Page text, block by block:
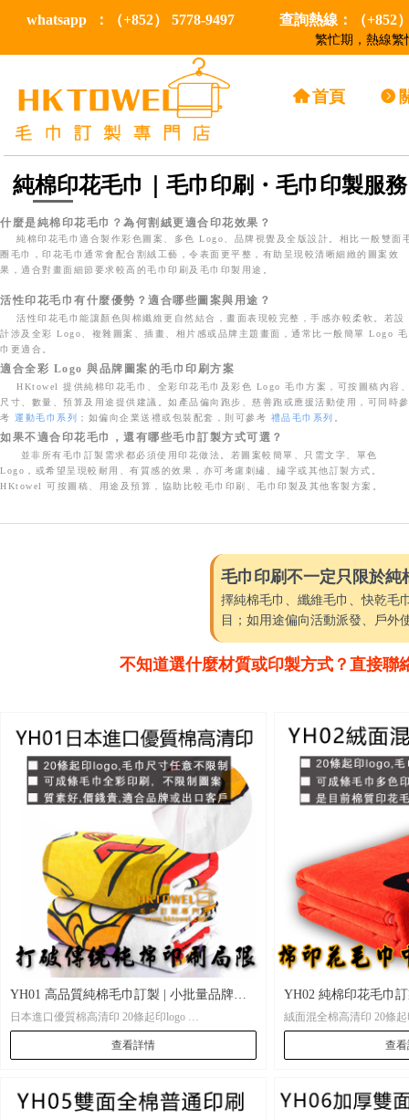
whatsapp ：（+852） 5778-9497 查詢熱線：（
繁忙期，熱線繁
낀首頁 뀹
純棉印花毛巾｜毛巾印刷・毛巾印製服務
YH01 高品質純棉毛巾訂製 | 小批量品牌禮
品印刷
日本進口優質棉高清印 20條起印logo
•材 質：加密進口棉紗織造
制圖案。高清活性印刷沒任何手感。
•尺 寸： 客人自定尺寸
查看詳情
YH02 純棉印花毛巾
量訂製
絨面混全棉高清
•材 質：底面加密棉紗
制圖案。高清活性印刷沒
•尺 寸： 客人完全自定
查
什麼是純棉印花毛巾？為何割絨更適合印花效果？
純棉印花毛巾適合製作彩色圖案、多色 Logo、品牌視覺及全版設計。相比一般雙面
圈毛巾，印花毛巾通常會配合割絨工藝，令表面更平整，有助呈現較清晰細緻的圖案效
果，適合對畫面細節要求較高的毛巾印刷及毛巾印製用途。
活性印花毛巾有什麼優勢？適合哪些圖案與用途？
活性印花毛巾能讓顏色與棉纖維更自然結合，畫面表現較完整，手感亦較柔軟。若設
計涉及全彩 Logo、複雜圖案、插畫、相片感或品牌主題畫面，通常比一般簡單 Logo 毛
巾更適合。
適合全彩 Logo 與品牌圖案的毛巾印刷方案
HKtowel 提供純棉印花毛巾、全彩印花毛巾及彩色 Logo 毛巾方案，可按圖稿內容
尺寸、數量、預算及用途提供建議。如產品偏向跑步、慈善跑或應援活動使用，可同時參
考 運動毛巾系列 ；如偏向企業送禮或包裝配套，則可參考 禮品毛巾系列
如果不適合印花毛巾，還有哪些毛巾訂製方式可選？
並非所有毛巾訂製需求都必須使用印花做法。若圖案較簡單、只需文字、單色
Logo，或希望呈現較耐用、有質感的效果，亦可考慮刺繡、繡字或其他訂製方式。
HKtowel 可按圖稿、用途及預算，協助比較毛巾印刷、毛巾印製及其他客製方案。
毛巾印刷不一定只限於純
擇純棉毛巾、纖維毛巾、快乾毛
目；如用途偏向活動派發、戶外
不知道選什麼材質或印製方式？直接